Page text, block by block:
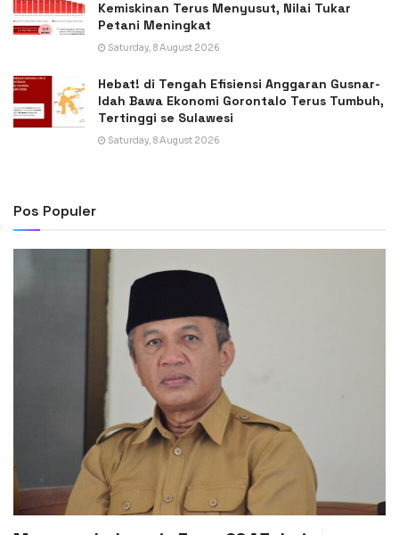
Kemiskinan Terus Menyusut, Nilai Tukar
Petani Meningkat
Saturday, 8 August 2026
Hebat! di Tengah Efisiensi Anggaran Gusnar-
Idah Bawa Ekonomi Gorontalo Terus Tumbuh,
Tertinggi se Sulawesi
Saturday, 8 August 2026
Pos Populer